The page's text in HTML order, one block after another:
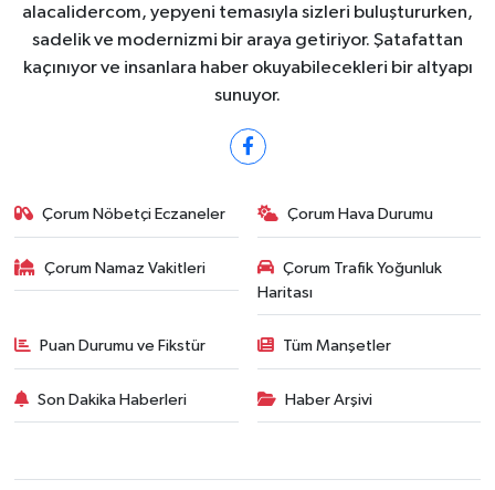
alacalidercom, yepyeni temasıyla sizleri buluştururken,
sadelik ve modernizmi bir araya getiriyor. Şatafattan
kaçınıyor ve insanlara haber okuyabilecekleri bir altyapı
sunuyor.
Çorum Nöbetçi Eczaneler Çorum Hava Durumu
Çorum Namaz Vakitleri
Çorum Trafik Yoğunluk
Haritası
Puan Durumu ve Fikstür Tüm Manşetler
Son Dakika Haberleri Haber Arşivi